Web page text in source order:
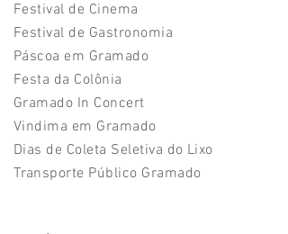
Festival de Cinema
Festival de Gastronomia
Páscoa em Gramado
Festa da Colônia
Gramado In Concert
Vindima em Gramado
Dias de Coleta Seletiva do Lixo
Transporte Público Gramado